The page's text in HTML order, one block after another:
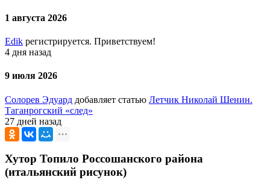
1 августа 2026
Edik регистрируется. Приветствуем!
4 дня назад
9 июля 2026
Солорев Эдуард добавляет статью Летчик Николай Шенин.
Таганрогский «след»
27 дней назад
Хутор Топило Россошанского района
(итальянский рисунок)